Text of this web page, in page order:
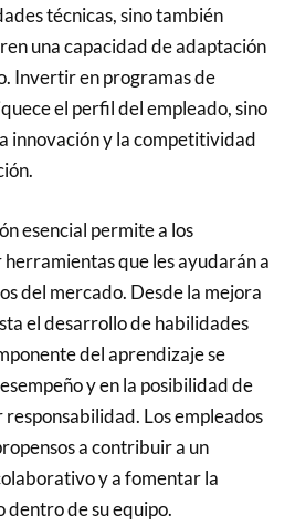
técnicas, sino también
una capacidad de adaptación
Invertir en programas de
el perfil del empleado, sino
innovación y la competitividad
esencial permite a los
que les ayudarán a
del mercado. Desde la mejora
el desarrollo de habilidades
del aprendizaje se
y en la posibilidad de
Los empleados
a contribuir a un
y a fomentar la
de su equipo.